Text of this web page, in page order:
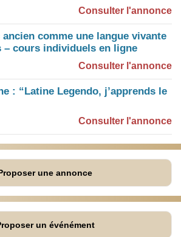
Consulter l'annonce
comme une langue vivante
– cours individuels en ligne
Consulter l'annonce
: “Latine Legendo, j’apprends le
Consulter l'annonce
une annonce
un événément